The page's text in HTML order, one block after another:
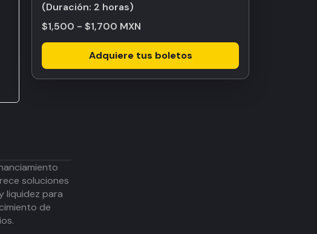
(Duración: 2 horas)
$1,500 - $1,700 MXN
Adquiere tus boletos
soluciones
liquidez para
de